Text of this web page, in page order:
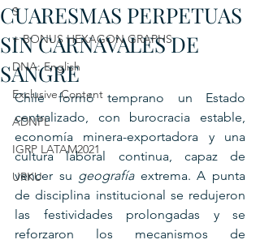
S
+ BONUS HEXAGON GRAPHS
DNA: English
Exclusive Content
ADNPL
IGRP LATAM2021
URKU
CUARESMAS PERPETUAS
SIN CARNAVALES DE
SANGRE
Chile formó temprano un Estado
centralizado, con burocracia estable,
economía minera-exportadora y una
cultura laboral continua, capaz de
vencer su geografía extrema. A punta
de disciplina institucional se redujeron
las festividades prolongadas y se
reforzaron los mecanismos de